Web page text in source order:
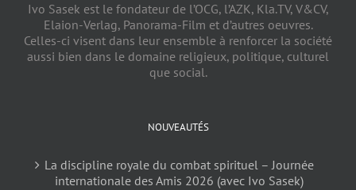
Ivo Sasek est le fondateur de l’OCG, l’AZK, Kla.TV, V&CV,
Elaion-Verlag, Panorama-Film et d’autres oeuvres.
Celles-ci visent dans leur ensemble à renforcer la société
aussi bien dans le domaine religieux, politique, culturel
que social.
NOUVEAUTÉS
La discipline royale du combat spirituel – Journée
internationale des Amis 2026 (avec Ivo Sasek)